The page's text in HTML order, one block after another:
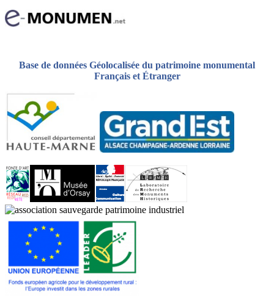
Base de données Géolocalisée du patrimoine monumental
Français et Étranger